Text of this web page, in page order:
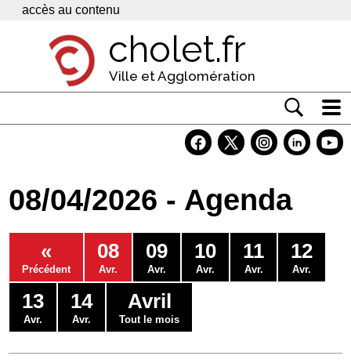
Panneau de gestion des cookies
accès au contenu
cholet.fr
Ville et Agglomération
Economie
Services
Contacts
08/04/2026 - Agenda
«
Précédent
08
Avr.
09
Avr.
10
Avr.
11
Avr.
12
Avr.
13
Avr.
14
Avr.
Avril
Tout le mois